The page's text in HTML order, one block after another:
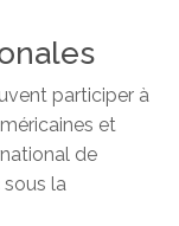
participer à
et
de
la